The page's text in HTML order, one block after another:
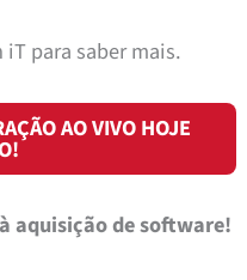
para saber mais.
AO VIVO HOJE
aquisição de software!